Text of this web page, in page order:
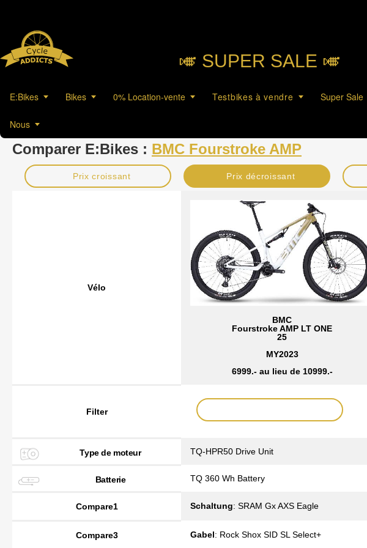
🎺︎ SUPER SALE 🎺︎
E:Bikes Bikes 0% Location-vente Testbikes à vendre Super Sale
Nous
Comparer E:Bikes : BMC Fourstroke AMP
Prix croissant Prix décroissant
Vélo
BMC
Fourstroke AMP LT ONE
25
MY2023
6999.- au lieu de 10999.-
Filter
Type de moteur TQ-HPR50 Drive Unit
Batterie TQ 360 Wh Battery
Compare1 Schaltung: SRAM Gx AXS Eagle
Compare3 Gabel: Rock Shox SID SL Select+